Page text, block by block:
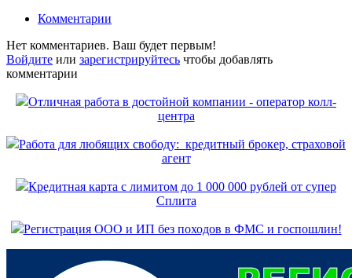
Комментарии
Нет комментариев. Ваш будет первым!
Войдите или зарегистрируйтесь чтобы добавлять
комментарии
Отличная работа в достойной компании - оператор колл-
центра
Работа для любящих свободу: кредитный брокер, страховой
агент
Кредитная карта с лимитом до 1 000 000 рублей от супер
Сплита
Регистрация ООО и ИП без походов в ФМС и госпошлин!